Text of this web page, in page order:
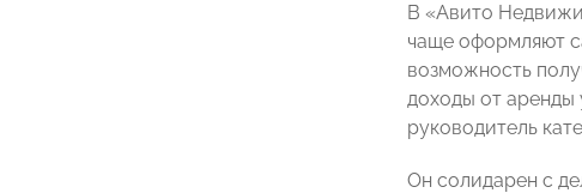
В «Авито
чаще оформляют
возможность
доходы от аренды
руководитель
Он солидарен с